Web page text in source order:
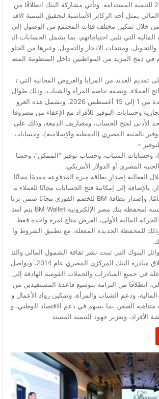
فات رؤية مصر 2030 للتنمية المستدامة. وتأتي مشاركة البنك انطلاقًا من
يمثل أحد الركائز الأساسية لتحقيق التنمية الاقت
من خلال تمكين مختلف فئات المجتمع من الوصول إلى
التي تلبي احتياجاتهم، بما يشمل الحسابات الب
ومنتجات الادخار والتمويل، وغيرها من الحلو
في دمج المزيد من المواطنين داخل المنظومة المص
العديد من المزايا والعروض المجانية التي ت
العملاء، وبصفة خاصة المرأة والشباب، وذلك طوال
فترة الفعالية الممتدة من 1 إلى 15 أغسطس 2026. وتشمل هذه العرو
وحسابات التوفير للأفراد مع الإعفاء من مصروفا
الأدنى لفتح الحساب، ومصاريف الدمغة، وذلك على
بالجنيه المصري (النمطية والإسلامية)، وحسابات
–
وحسابات الشباب، وحساب توفير “الممكن”، وحسا
المصري أو الدولار الأمريكي.
الفعالية إصدار بطاقة ميزة المدفوعة مقدمًا مجانًا
إلى إمكانية فتح الحسابات مجانًا للعملاء م
ن سن 15 إلى 21 عامًا، وإصدار بطاقة BM للخصم الفوري مجانًا ضمن برنا
مج الشباب. أما بالنسبة لمحفظة بنك مصر الإلكترونية BM Wallet يتم است
المالية الأولى، العرض متاح لمرة واحدة فقط
وذلك للمحفظة الجديدة المفعلة، مع تطبيق الشروط وا
البنوك التي تبنت نشر ثقافة الشمول المالي والتث
قيف المالي منذ إطلاق مبادرة البنك المركزي المصري عام 2014، ويواصل
في جميع المبادرات والحملات القومية الهادفة إلى
انطلاقًا من التزامه بتوسيع قاعدة المستفيدين من
ودعم الشباب والمرأة، وتمكين رواد الأعمال و
الصغر، بما يسهم في دعم الاقتصاد الوطني، و
وتعزيز جهود التنمية المستد